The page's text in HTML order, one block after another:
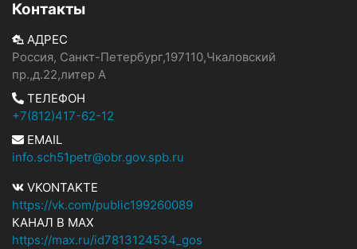
Контакты
АДРЕС
Россия, Санкт-Петербург,197110,Чкаловский
пр.,д.22,литер А
ТЕЛЕФОН
+7(812)417-62-12
EMAIL
info.sch51petr@obr.gov.spb.ru
VKONTAKTE
https://vk.com/public199260089
КАНАЛ В MAX
https://max.ru/id7813124534_gos